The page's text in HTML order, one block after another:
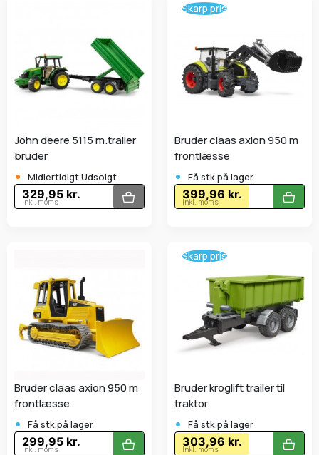
John deere 5115 m.trailer
bruder
• Midlertidigt Udsolgt
329,95 kr.
Inkl. moms
Skarp pris
Bruder claas axion 950 m
frontlæsse
• Få stk.på lager
399,96 kr.
Inkl. moms
Bruder claas axion 950 m
frontlæsse
• Få stk.på lager
299,95 kr.
Inkl. moms
Skarp pris
Bruder kroglift trailer til
traktor
• Få stk.på lager
303,96 kr.
Inkl. moms